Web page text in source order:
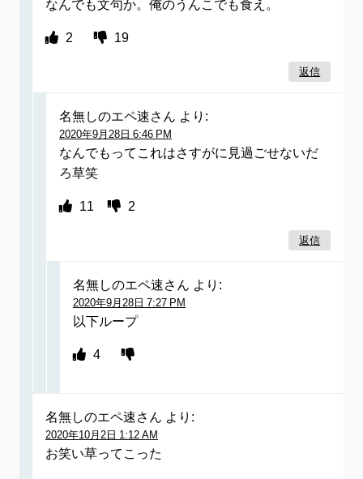
なんでも文句か。俺のうんこでも食え。
2 19
返信
名無しのエペ速さん より:
2020年9月28日 6:46 PM
なんでもってこれはさすがに見過ごせないだ
ろ草笑
11 2
返信
名無しのエペ速さん より:
2020年9月28日 7:27 PM
以下ループ
4
名無しのエペ速さん より:
2020年10月2日 1:12 AM
お笑い草ってこった